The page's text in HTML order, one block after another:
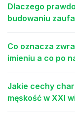
Dlaczego
budowaniu
Co oznacza
imieniu a co po
Jakie cechy
męskość w XXI